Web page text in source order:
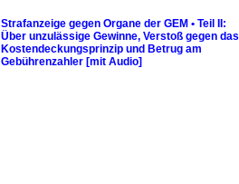
Strafanzeige gegen Organe der GEM • Teil II:
Über unzulässige Gewinne, Verstoß gegen das
Kostendeckungs­prinzip und Betrug am
Gebührenzahler [mit Audio]